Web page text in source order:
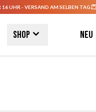
UHR - VERSAND AM SELBEN TAG.
Shop Neu